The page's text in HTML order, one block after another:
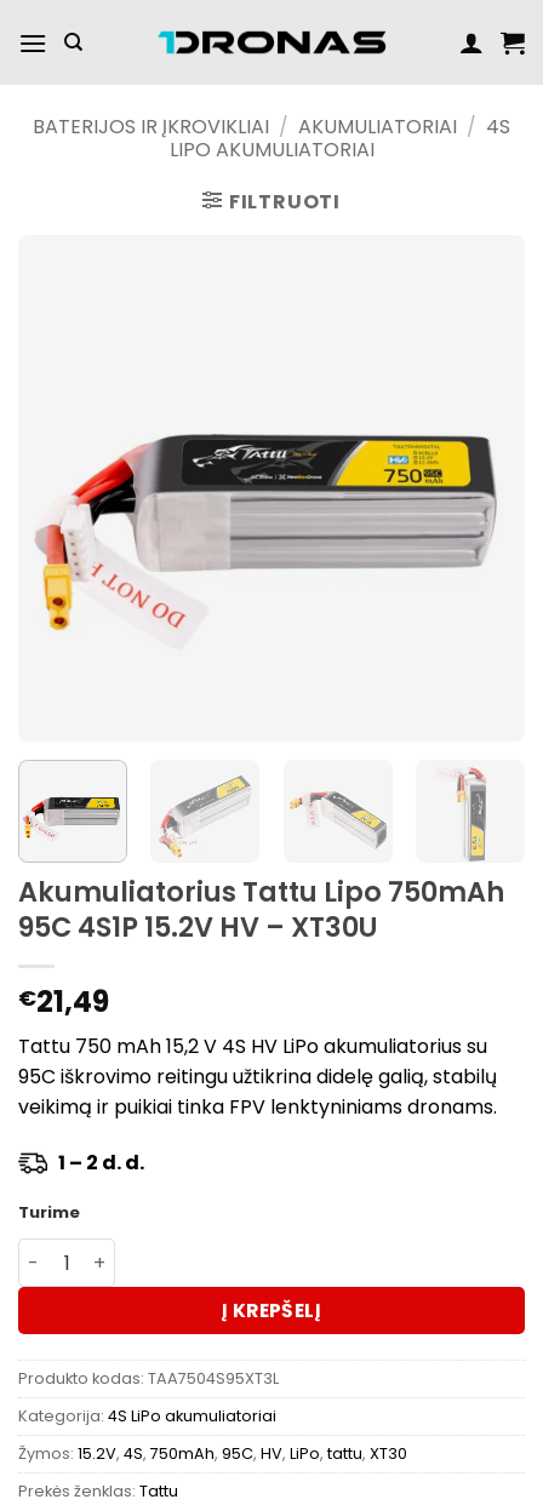
turinį
BATERIJOS IR ĮKROVIKLIAI / AKUMULIATORIAI / 4S
LIPO AKUMULIATORIAI
FILTRUOTI
Akumuliatorius Tattu Lipo 750mAh
95C 4S1P 15.2V HV – XT30U
€21,49
Tattu 750 mAh 15,2 V 4S HV LiPo akumuliatorius su
95C iškrovimo reitingu užtikrina didelę galią, stabilų
veikimą ir puikiai tinka FPV lenktyniniams dronams.
1 – 2 d. d.
Turime
produkto kiekis: Akumuliatorius Tattu Lipo 750mAh 95C
Į KREPŠELĮ
Produkto kodas: TAA7504S95XT3L
Kategorija: 4S LiPo akumuliatoriai
Žymos: 15.2V, 4S, 750mAh, 95C, HV, LiPo,tattu, XT30
Prekės ženklas: Tattu